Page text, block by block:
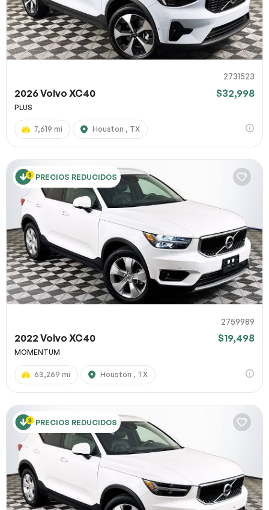
2731523
2026 Volvo XC40 $32,998
PLUS
7,619 mi Houston , TX
PRECIOS REDUCIDOS
2759989
2022 Volvo XC40 $19,498
MOMENTUM
63,269 mi Houston , TX
PRECIOS REDUCIDOS